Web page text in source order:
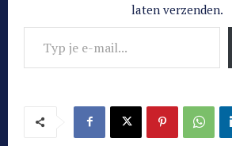
laten verzenden.
Typ je e-mail...